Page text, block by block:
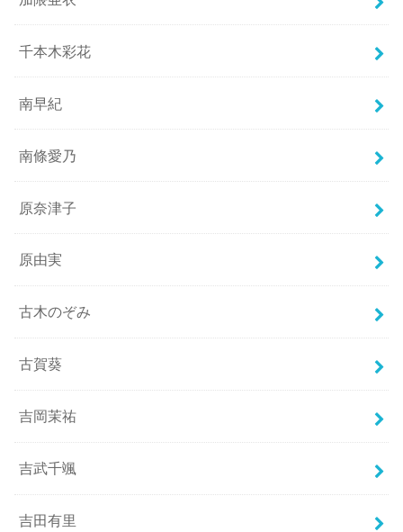
千本木彩花
南早紀
南條愛乃
原奈津子
原由実
古木のぞみ
古賀葵
吉岡茉祐
吉武千颯
吉田有里